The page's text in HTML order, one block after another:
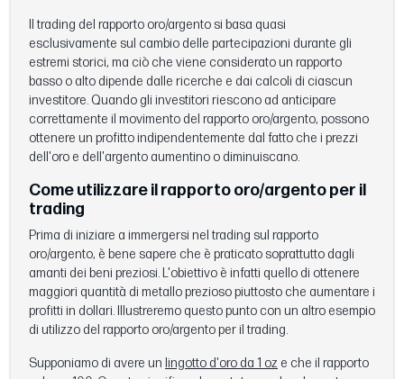
Il trading del rapporto oro/argento si basa quasi
esclusivamente sul cambio delle partecipazioni durante gli
estremi storici, ma ciò che viene considerato un rapporto
basso o alto dipende dalle ricerche e dai calcoli di ciascun
investitore. Quando gli investitori riescono ad anticipare
correttamente il movimento del rapporto oro/argento, possono
ottenere un profitto indipendentemente dal fatto che i prezzi
dell'oro e dell'argento aumentino o diminuiscano.
Come utilizzare il rapporto oro/argento per il
trading
Prima di iniziare a immergersi nel trading sul rapporto
oro/argento, è bene sapere che è praticato soprattutto dagli
amanti dei beni preziosi. L'obiettivo è infatti quello di ottenere
maggiori quantità di metallo prezioso piuttosto che aumentare i
profitti in dollari. Illustreremo questo punto con un altro esempio
di utilizzo del rapporto oro/argento per il trading.
Supponiamo di avere un lingotto d'oro da 1 oz e che il rapporto